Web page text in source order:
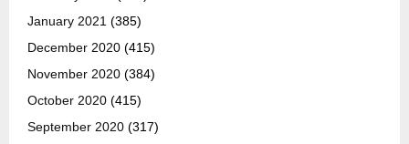
January 2021 (385)
December 2020 (415)
November 2020 (384)
October 2020 (415)
September 2020 (317)